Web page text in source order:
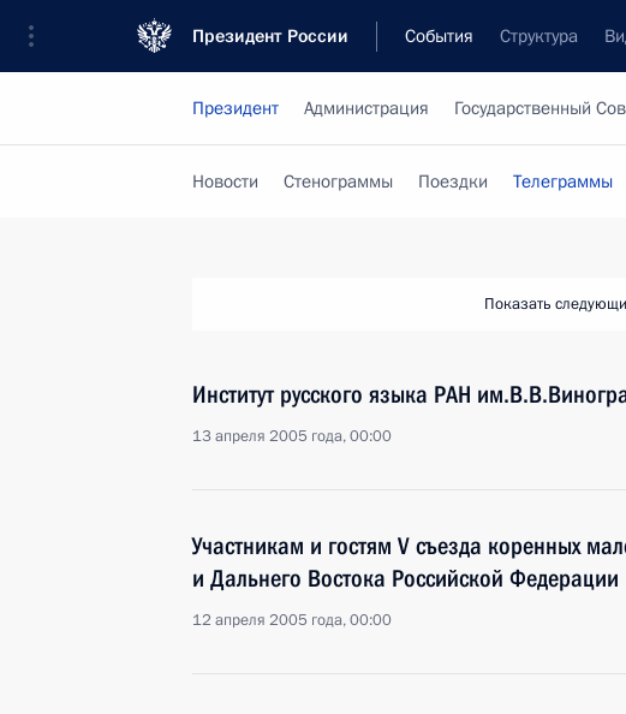
Президент России События Структура
Президент Администрация Государственный
Новости Стенограммы Поездки Телеграммы
Показать
Институт русского языка РАН
13 апреля 2005 года, 00:00
Участникам и гостям V съезда коренных
и Дальнего Востока Российской Федерации
12 апреля 2005 года, 00:00